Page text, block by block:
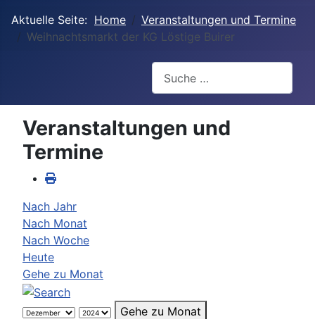
Aktuelle Seite: Home
Veranstaltungen und Termine
Weihnachtsmarkt der KG Löstige Buirer
Veranstaltungen und
Termine
Nach Jahr
Nach Monat
Nach Woche
Heute
Gehe zu Monat
Gehe zu Monat